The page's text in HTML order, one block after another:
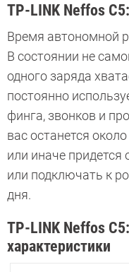
TP-LINK Neffos С5:
Время автономной
В состоянии не
одного заряда
постоянно
финга, звонков и
вас останется
или иначе придется
или подключать к
дня.
TP-LINK Neffos С5:
характеристики